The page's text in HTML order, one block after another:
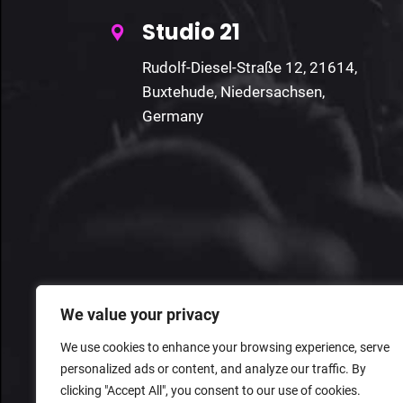
We value your privacy
We use cookies to enhance your browsing experience, serve
personalized ads or content, and analyze our traffic. By
clicking "Accept All", you consent to our use of cookies.
Studio 21
Rudolf-Diesel-Straße 12, 21614,
Buxtehude, Niedersachsen,
Germany